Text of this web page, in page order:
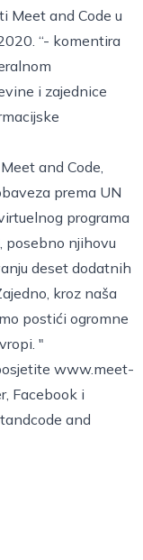
Meet and Code u
“- komentira
i zajednice
and Code,
prema UN
programa
posebno njihovu
deset dodatnih
kroz naša
postići ogromne
"
www.meet-
Facebook i
and